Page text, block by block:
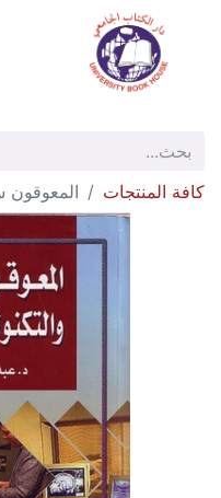
كافة المنتجات المعوقون